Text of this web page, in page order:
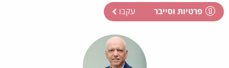
פרטיות וסייבר עקבו